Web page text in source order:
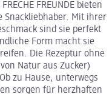
FREUNDE bieten
Snackliebhaber. Mit ihrer
sind sie perfekt
Form macht sie
Die Rezeptur ohne
Natur aus Zucker)
zu Hause, unterwegs
sorgen für herzhaften